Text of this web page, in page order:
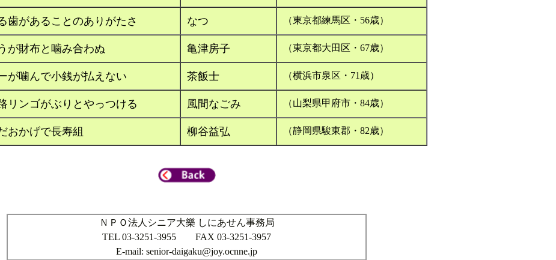
歯があることのありがたさ なつ （東京都練馬区・56歳）
が財布と噛み合わぬ 亀津房子 （東京都大田区・67歳）
が噛んで小銭が払えない 茶飯士 （横浜市泉区・71歳）
リンゴがぶりとやっつける 風間なごみ （山梨県甲府市・84歳）
おかげで長寿組 柳谷益弘 （静岡県駿東郡・82歳）
ＮＰＯ法人シニア大樂 しにあせん事務局
TEL 03-3251-3955 FAX 03-3251-3957
E-mail: senior-daigaku@joy.ocnne.jp